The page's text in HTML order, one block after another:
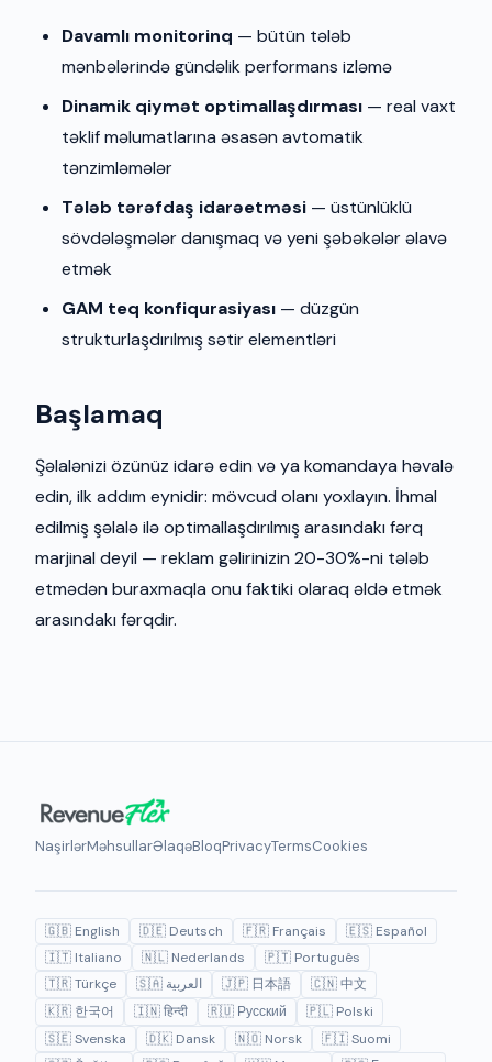
Davamlı monitorinq — bütün tələb
mənbələrində gündəlik performans izləmə
Dinamik qiymət optimallaşdırması — real vaxt
təklif məlumatlarına əsasən avtomatik
tənzimləmələr
Tələb tərəfdaş idarəetməsi — üstünlüklü
sövdələşmələr danışmaq və yeni şəbəkələr əlavə
etmək
GAM teq konfiqurasiyası — düzgün
strukturlaşdırılmış sətir elementləri
Başlamaq
Şəlalənizi özünüz idarə edin və ya komandaya həvalə
edin, ilk addım eynidir: mövcud olanı yoxlayın. İhmal
edilmiş şəlalə ilə optimallaşdırılmış arasındakı fərq
marjinal deyil — reklam gəlirinizin 20-30%-ni tələb
etmədən buraxmaqla onu faktiki olaraq əldə etmək
arasındakı fərqdir.
NaşirlərMəhsullarƏlaqəBloqPrivacyTermsCookies
🇬🇧 English 🇩🇪 Deutsch 🇫🇷 Français
🇪🇸 Español
🇮🇹 Italiano
🇳🇱 Nederlands
🇵🇹 Português
🇹🇷 Türkçe
🇸🇦 العربية 🇯🇵 日本語
🇨🇳 中文
🇰🇷 한국어
🇮🇳 हिन्दी 🇷🇺 Русский
🇵🇱 Polski
🇸🇪 Svenska
🇩🇰 Dansk 🇳🇴 Norsk
🇫🇮 Suomi